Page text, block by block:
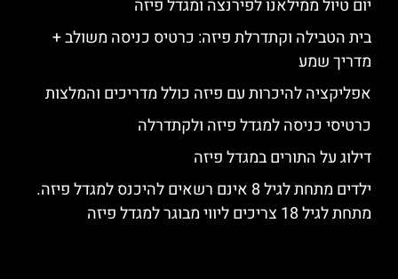
יום טיול ממילאנו לפירנצה ומגדל פיזה
בית הטבילה וקתדרלת פיזה: כרטיס כניסה משולב +
מדריך שמע
אפליקציה להיכרות עם פיזה כולל מדריכים והמלצות
כרטיסי כניסה למגדל פיזה ולקתדרלה
דילוג על התורים במגדל פיזה
ילדים מתחת לגיל 8 אינם רשאים להיכנס למגדל פיזה.
מתחת לגיל 18 צריכים ליווי מבוגר למגדל פיזה